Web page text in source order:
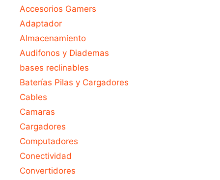
Accesorios Gamers
Adaptador
Almacenamiento
Audifonos y Diademas
bases reclinables
Baterías Pilas y Cargadores
Cables
Camaras
Cargadores
Computadores
Conectividad
Convertidores